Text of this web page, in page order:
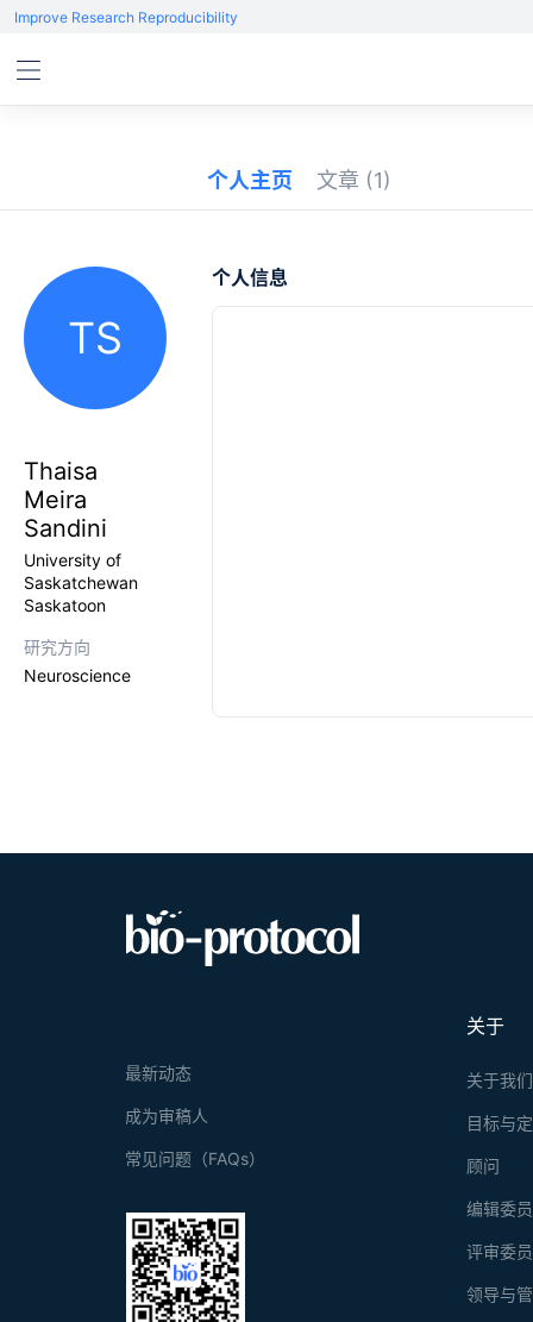
Improve Research Reproducibility
个人主页 文章 (1)
TS
Thaisa
Meira
Sandini
University of
Saskatchewan
Saskatoon
研究方向
Neuroscience
个人信息
关于
关于我们
目标与
顾问
编辑委
评审委
领导与
最新动态
成为审稿人
常见问题（FAQs）